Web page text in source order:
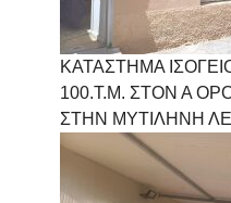
ΚΑΤΑΣΤΗΜΑ
100.Τ.Μ. ΣΤΟΝ Α
ΣΤΗΝ ΜΥΤΙΛΗΝΗ